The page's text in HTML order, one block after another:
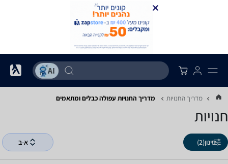
מדריך החנויות מדריך החנויות ‏עפולה ‏כבלים ומתאמים
חנויות
סינון(2) א-ב